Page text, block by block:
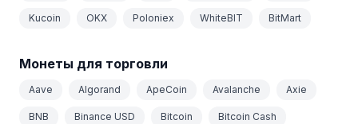
Kucoin OKX Poloniex WhiteBIT BitMart
Монеты для торговли
Aave Algorand ApeCoin Avalanche Axie
BNB Binance USD Bitcoin Bitcoin Cash